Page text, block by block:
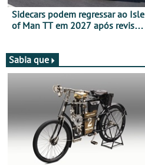
Sidecars podem regressar ao Isle
of Man TT em 2027 após revisão
Sabia que